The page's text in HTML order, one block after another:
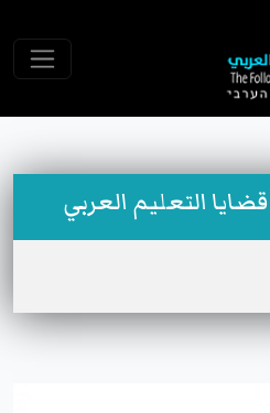
التعليم العربي